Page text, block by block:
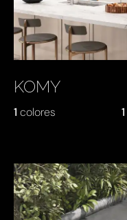
KOMY
1 colores 1